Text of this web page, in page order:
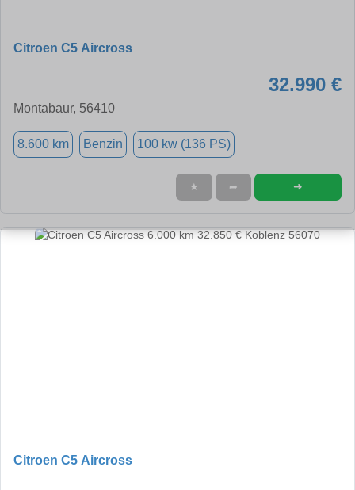
Citroen C5 Aircross
32.990 €
Montabaur, 56410
8.600 km Benzin 100 kw (136 PS)
★ ➦ ➜
Citroen C5 Aircross